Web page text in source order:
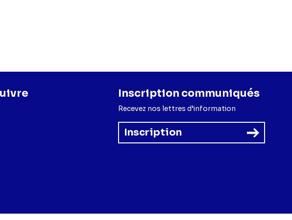
Inscription communiqués
Recevez nos lettres d’information
Inscription